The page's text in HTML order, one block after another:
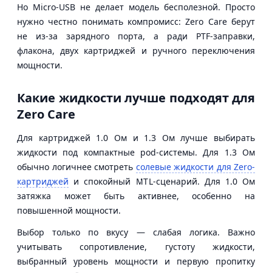
Но Micro-USB не делает модель бесполезной. Просто
нужно честно понимать компромисс: Zero Care берут
не из-за зарядного порта, а ради PTF-заправки,
флакона, двух картриджей и ручного переключения
мощности.
Какие жидкости лучше подходят для
Zero Care
Для картриджей 1.0 Ом и 1.3 Ом лучше выбирать
жидкости под компактные pod-системы. Для 1.3 Ом
обычно логичнее смотреть солевые жидкости для Zero-
картриджей и спокойный MTL-сценарий. Для 1.0 Ом
затяжка может быть активнее, особенно на
повышенной мощности.
Выбор только по вкусу — слабая логика. Важно
учитывать сопротивление, густоту жидкости,
выбранный уровень мощности и первую пропитку